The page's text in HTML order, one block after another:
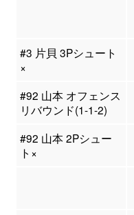
#3 片貝 3Pシュート
×
#92 山本 オフェンス
リバウンド(1-1-2)
#92 山本 2Pシュー
ト×